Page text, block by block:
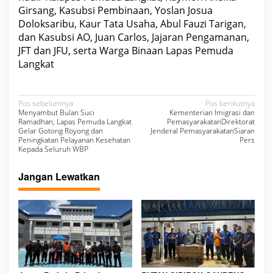
Girsang, Kasubsi Pembinaan, Yoslan Josua
Doloksaribu, Kaur Tata Usaha, Abul Fauzi Tarigan,
dan Kasubsi AO, Juan Carlos, Jajaran Pengamanan,
JFT dan JFU, serta Warga Binaan Lapas Pemuda
Langkat
N
a
v
i
g
a
s
i
p
o
Pos sebelumnya
Menyambut Bulan Suci
Ramadhan, Lapas Pemuda Langkat
Gelar Gotong Royong dan
Peningkatan Pelayanan Kesehatan
Kepada Seluruh WBP
Pos berikutnya
Kementerian Imigrasi dan
PemasyarakatanDirektorat
Jenderal PemasyarakatanSiaran
Pers
Jangan Lewatkan